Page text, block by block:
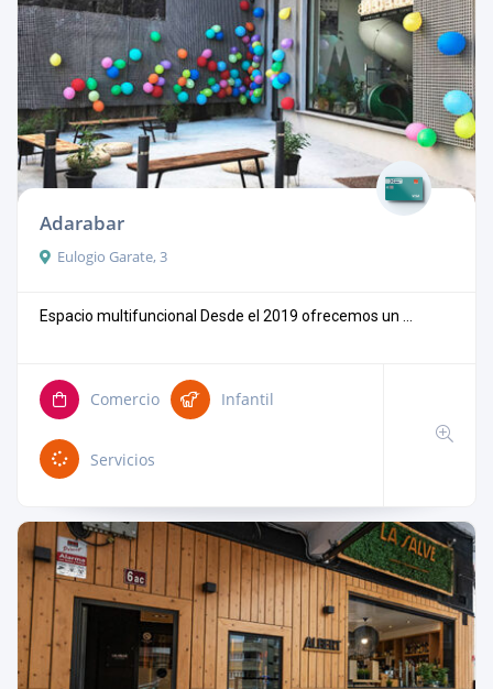
Adarabar
Eulogio Garate, 3
Espacio multifuncional Desde el 2019 ofrecemos un ...
Comercio Infantil
Servicios